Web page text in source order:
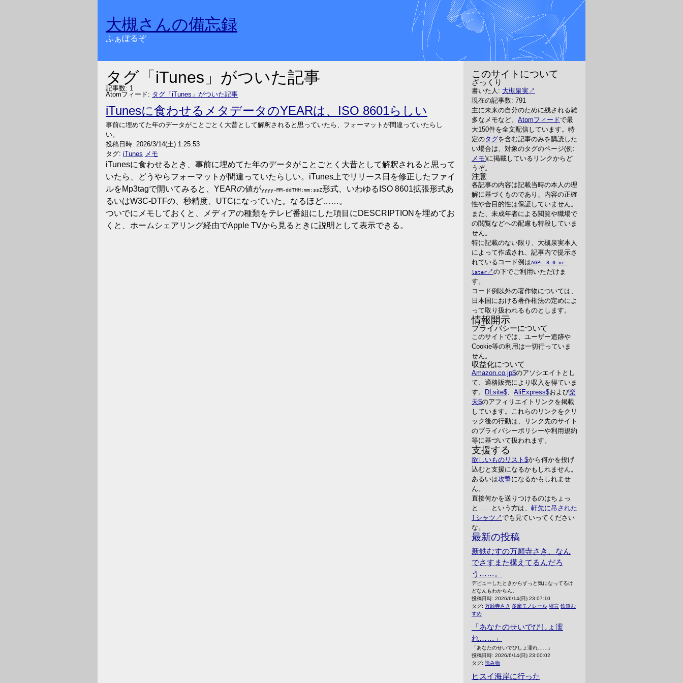
大槻さんの備忘録
ふぁぼるぞ
タグ「iTunes」がついた記事
記事数: 1
Atomフィード: タグ「iTunes」がついた記事
iTunesに食わせるメタデータのYEARは、ISO 8601らしい
事前に埋めてた年のデータがことごとく大昔として解釈されると思っていたら、フォーマットが間違っていたらし
い。
投稿日時: 2026/3/14(土) 1:25:53
タグ: iTunes メモ
iTunesに食わせるとき、事前に埋めてた年のデータがことごとく大昔として解釈されると思って
いたら、どうやらフォーマットが間違っていたらしい。iTunes上でリリース日を修正したファイ
ルをMp3tagで開いてみると、YEARの値がyyyy-MM-ddTHH:mm:ssZ形式、いわゆるISO 8601拡張形式あ
るいはW3C-DTFの、秒精度、UTCになっていた。なるほど……。
ついでにメモしておくと、メディアの種類をテレビ番組にした項目にDESCRIPTIONを埋めてお
くと、ホームシェアリング経由でApple TVから見るときに説明として表示できる。
このサイトについて
ざっくり
書いた人: 大槻泉実
現在の記事数: 791
主に未来の自分のために残される雑
多なメモなど。 Atomフィードで最
大150件を全文配信しています。特
定のタグを含む記事のみを購読した
い場合は、対象のタグのページ(例:
メモ)に掲載しているリンクからど
うぞ。
注意
各記事の内容は記載当時の本人の理
解に基づくものであり、内容の正確
性や合目的性は保証していません。
また、未成年者による閲覧や職場で
の閲覧などへの配慮も特段していま
せん。
特に記載のない限り、大槻泉実本人
によって作成され、記事内で提示さ
れているコード例はAGPL-3.0-or-
later
の下でご利用いただけま
す。
コード例以外の著作物については、
日本国における著作権法の定めによ
って取り扱われるものとします。
情報開示
プライバシーについて
このサイトでは、ユーザー追跡や
Cookie等の利用は一切行っていま
せん。
収益化について
Amazon.co.jp のアソシエイトとし
て、適格販売により収入を得ていま
す。
DLsite 、 AliExpress および楽
天 のアフィリエイトリンクを掲載
しています。これらのリンクをクリ
ック後の行動は、リンク先のサイト
のプライバシーポリシーや利用規約
等に基づいて扱われます。
支援する
欲しいものリスト
から何かを投げ
込むと支援になるかもしれません。
あるいは攻撃になるかもしれませ
ん。
直接何かを送りつけるのはちょっ
と……という方は、 軒先に吊された
Tシャツ
でも見ていってください
な。
最新の投稿
新鉄むすの万願寺さき、なん
でさすまた構えてるんだろ
う……。
デビューしたときからずっと気になってるけ
どなんもわからん。
投稿日時: 2026/6/14(日) 23:07:10
タグ: 万願寺さき 多摩モノレール 寝言 鉄道む
すめ
「あなたのせいでびしょ濡
れ……」
「あなたのせいでびしょ濡れ……」
投稿日時: 2026/6/14(日) 23:00:02
タグ: 読み物
ヒスイ海岸に行った